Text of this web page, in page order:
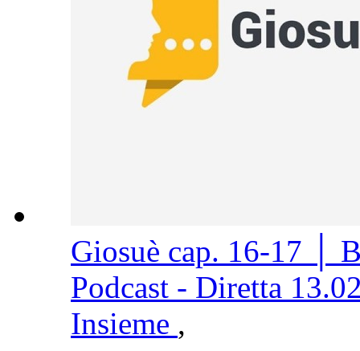
Giosuè cap. 16-17 │
Podcast - Diretta
Insieme ,